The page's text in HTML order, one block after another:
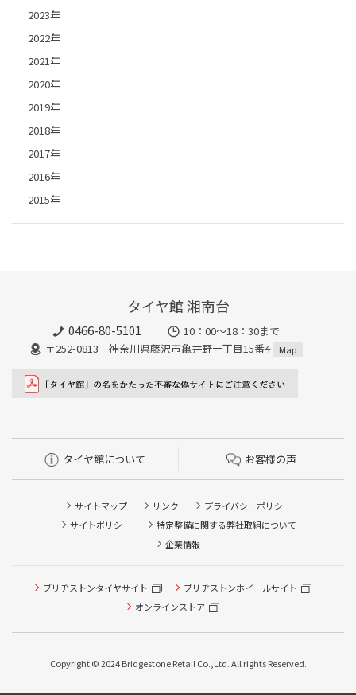
2023年
2022年
2021年
2020年
2019年
2018年
2017年
2016年
2015年
タイヤ館 湘南台
0466-80-5101
10：00～18：30まで
〒252-0813 神奈川県藤沢市亀井野一丁目15番4
Map
タイヤ館について お客様の声
サイトマップ リンク
プライバシーポリシー
サイトポリシー
特定整備に関する弊社取組について
企業情報
ブリヂストンタイヤサイト
ブリヂストンホイールサイト
オンラインストア
Copyright © 2024 Bridgestone Retail Co.,Ltd. All rights Reserved.
タイヤ点検・安全点検/タイヤ履き替え/オイル交換/その他
ピット作業の予約
本日のタイヤ履き替え順番待ち予約 ※クローク契約会員の